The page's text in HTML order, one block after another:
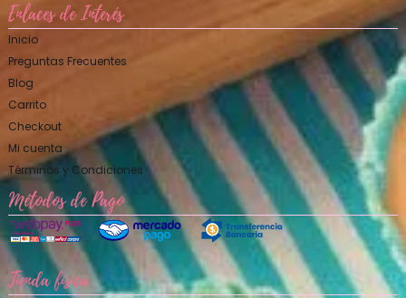
Enlaces de Interés
Inicio
Preguntas Frecuentes
Blog
Carrito
Checkout
Mi cuenta
Términos y Condiciones
Métodos de Pago
Tienda física